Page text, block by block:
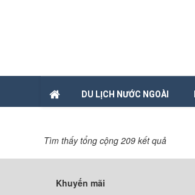
DU LỊCH NƯỚC NGOÀI
Tìm thấy tổng cộng 209 kết quả
Khuyến mãi